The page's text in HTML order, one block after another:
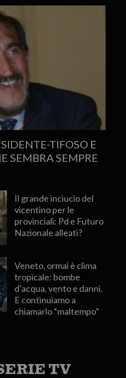
TIFOSO E
SEMBRA SEMPRE
Il grande inciucio del
vicentino per le
provinciali: Pd e Futuro
Nazionale alleati?
Veneto, ormai è clima
tropicale: bombe
d’acqua, vento e danni.
E continuiamo a
chiamarlo “maltempo”
TV